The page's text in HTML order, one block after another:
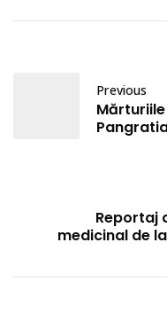
Previous
Reportaj
medicinal de